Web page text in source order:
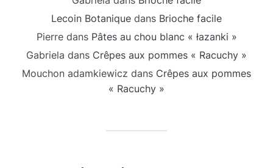
Lecoin Botanique dans Brioche facile
Pierredans Pâtes au chou blanc « łazanki »
Gabriela dans Crêpes aux pommes « Racuchy »
Mouchon adamkiewicz dans Crêpes aux pommes
« Racuchy »